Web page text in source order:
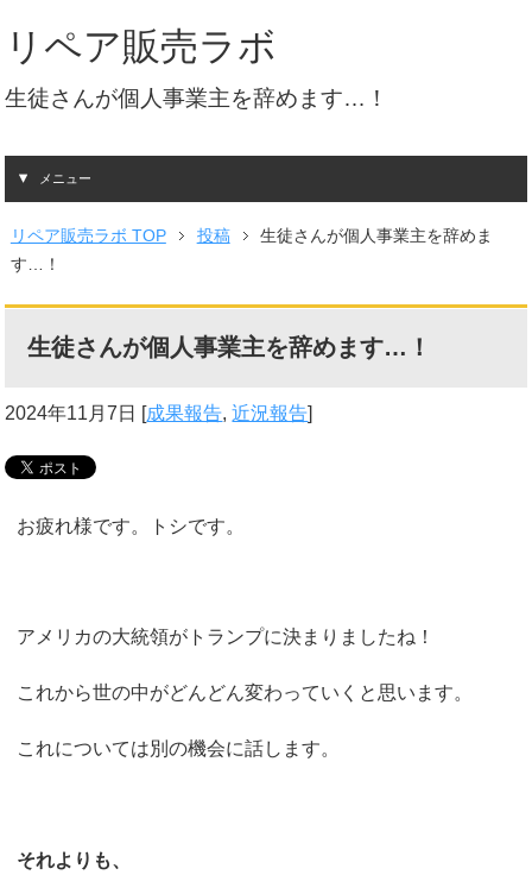
リペア販売ラボ
生徒さんが個人事業主を辞めます…！
メニュー
リペア販売ラボ TOP 投稿
生徒さんが個人事業主を辞めま
す…！
生徒さんが個人事業主を辞めます…！
2024年11月7日 [成果報告,近況報告]
お疲れ様です。トシです。
アメリカの大統領がトランプに決まりましたね！
これから世の中がどんどん変わっていくと思います。
これについては別の機会に話します。
それよりも、